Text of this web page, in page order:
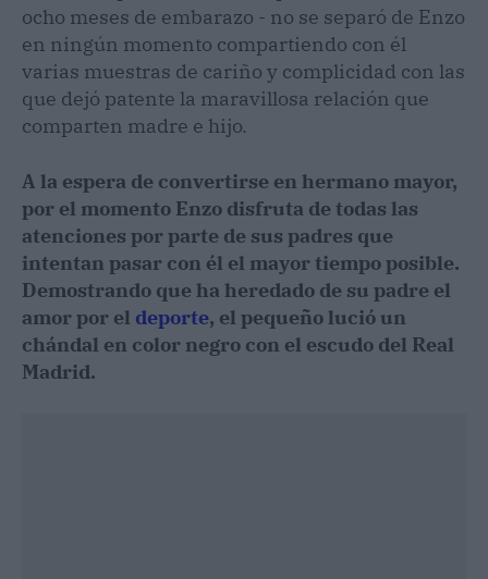
ocho meses de embarazo - no se separó de Enzo
en ningún momento compartiendo con él
varias muestras de cariño y complicidad con las
que dejó patente la maravillosa relación que
comparten madre e hijo.
A la espera de convertirse en hermano mayor,
por el momento Enzo disfruta de todas las
atenciones por parte de sus padres que
intentan pasar con él el mayor tiempo posible.
Demostrando que ha heredado de su padre el
amor por el deporte, el pequeño lució un
chándal en color negro con el escudo del Real
Madrid.